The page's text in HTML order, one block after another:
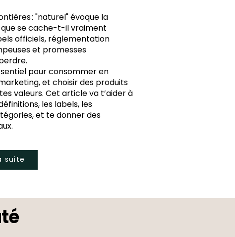
: "naturel" évoque la
que se cache-t-il vraiment
officiels, réglementation
et promesses
pour consommer en
et choisir des produits
valeurs. Cet article va t’aider à
les labels, les
et te donner des
suite